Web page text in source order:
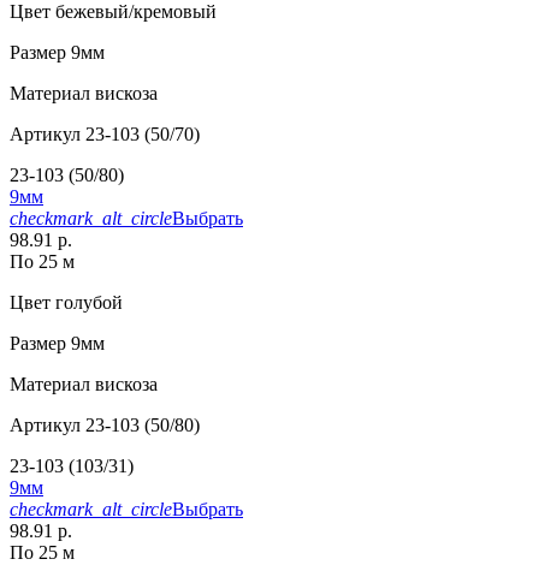
Цвет бежевый/кремовый
Размер 9мм
Материал вискоза
Артикул 23-103 (50/70)
23-103 (50/80)
9мм
checkmark_alt_circleВыбрать
98.91 р.
По 25 м
Цвет голубой
Размер 9мм
Материал вискоза
Артикул 23-103 (50/80)
23-103 (103/31)
9мм
checkmark_alt_circleВыбрать
98.91 р.
По 25 м